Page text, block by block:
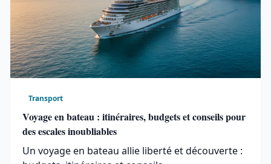
Transport
Voyage en bateau : itinéraires, budgets et conseils pour
des escales inoubliables
Un voyage en bateau allie liberté et découverte :